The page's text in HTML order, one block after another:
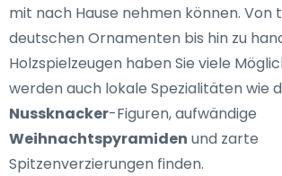
mit nach Hause nehmen können. Von
deutschen Ornamenten bis hin zu
Holzspielzeugen haben Sie viele
werden auch lokale Spezialitäten wie
Nussknacker-Figuren, aufwändige
Weihnachtspyramiden und zarte
Spitzenverzierungen finden.